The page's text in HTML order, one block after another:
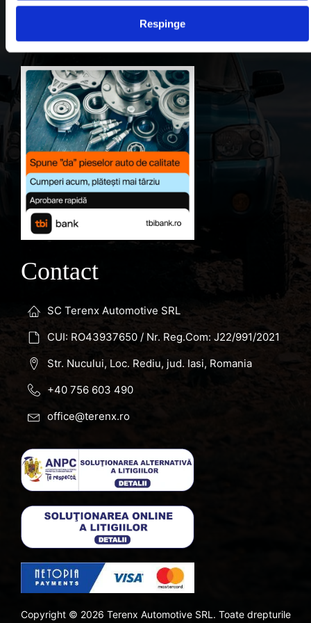
Respinge
Favorite
Contact
SC Terenx Automotive SRL
CUI: RO43937650 / Nr. Reg.Com: J22/991/2021
Str. Nucului, Loc. Rediu, jud. Iasi, Romania
+40 756 603 490
office@terenx.ro
Copyright © 2026 Terenx Automotive SRL. Toate drepturile